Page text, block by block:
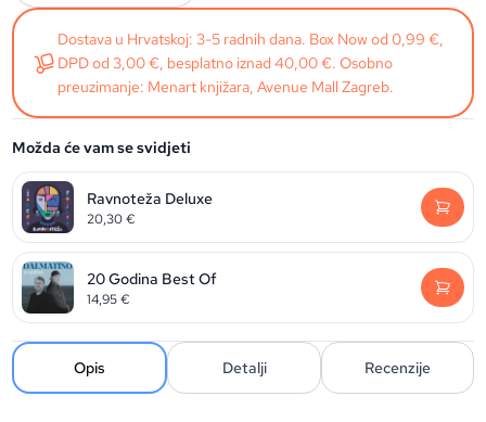
Dostava u Hrvatskoj: 3-5 radnih dana. Box Now od 0,99 €,
DPD od 3,00 €, besplatno iznad 40,00 €. Osobno
preuzimanje: Menart knjižara, Avenue Mall Zagreb.
Možda će vam se svidjeti
Ravnoteža Deluxe
20,30€
20 Godina Best Of
14,95€
Opis Detalji Recenzije